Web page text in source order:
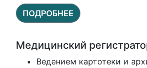
ПОДРОБНЕЕ
Медицинский
Ведением картотеки и